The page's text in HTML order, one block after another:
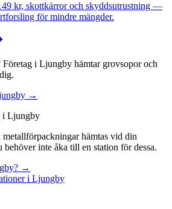
kr, skottkärror och skyddsutrustning —
för mindre mängder.
i Ljungby hämtar grovsopor och
→
i Ljungby
metallförpackningar hämtas vid din
inte åka till en station för dessa.
→
i Ljungby